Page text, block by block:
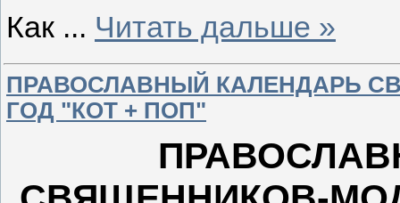
Как ... Читать дальше »
ПРАВОСЛАВНЫЙ КАЛЕНДАРЬ
ГОД "КОТ + ПОП"